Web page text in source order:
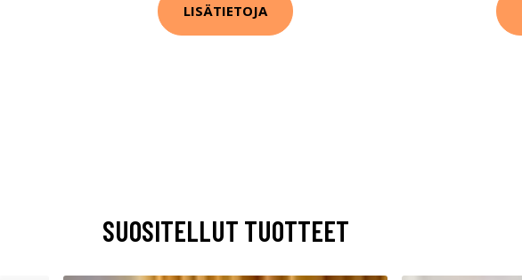
LISÄTIETOJA
SUOSITELLUT TUOTTEET